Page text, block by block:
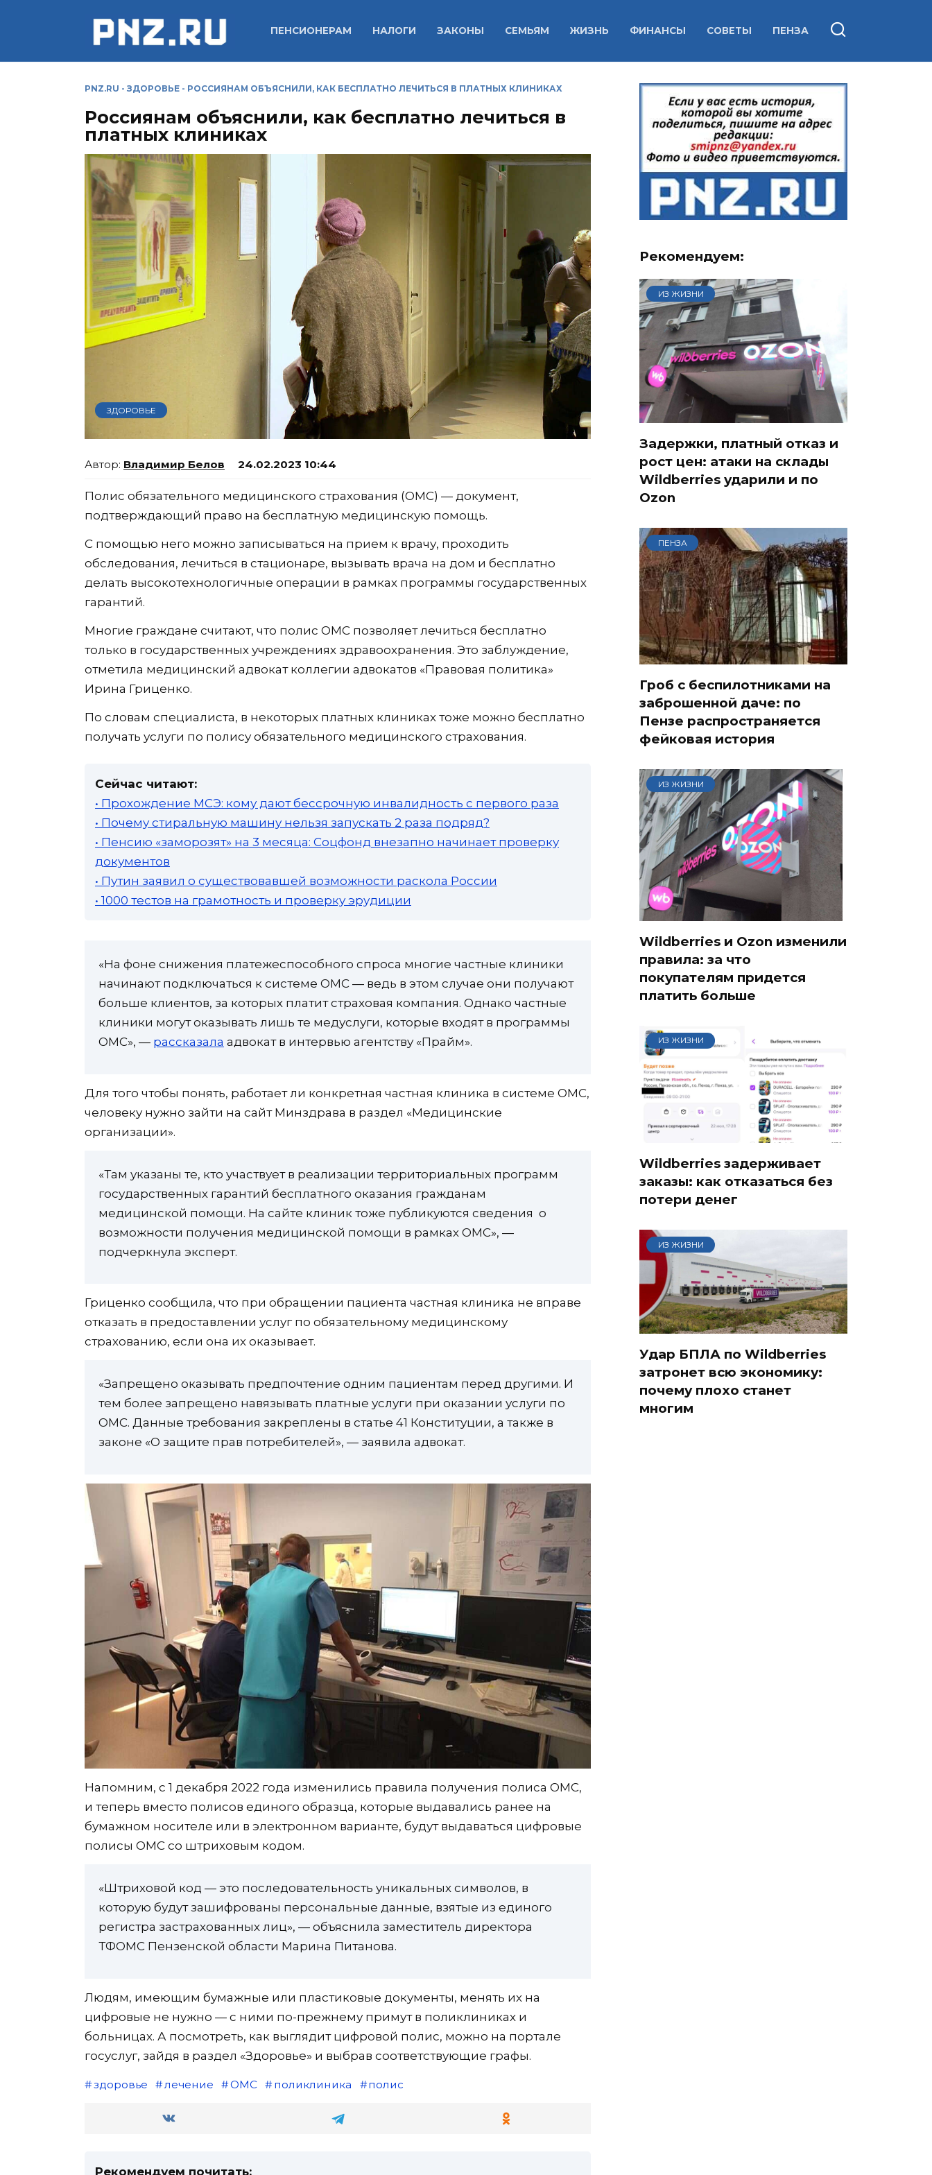
ПЕНСИОНЕРАМ НАЛОГИ ЗАКОНЫ СЕМЬЯМ ЖИЗНЬ ФИНАНСЫ СОВЕТЫ ПЕНЗА
PNZ.RU - ЗДОРОВЬЕ - РОССИЯНАМ ОБЪЯСНИЛИ, КАК БЕСПЛАТНО ЛЕЧИТЬСЯ В ПЛАТНЫХ КЛИНИКАХ
Россиянам объяснили, как бесплатно лечиться в
платных клиниках
ЗДОРОВЬЕ
Владимир Белов 24.02.2023 10:44
Полис обязательного медицинского страхования (ОМС) — документ,
подтверждающий право на бесплатную медицинскую помощь.
С помощью него можно записываться на прием к врачу, проходить
обследования, лечиться в стационаре, вызывать врача на дом и бесплатно
делать высокотехнологичные операции в рамках программы государственных
гарантий.
Многие граждане считают, что полис ОМС позволяет лечиться бесплатно
только в государственных учреждениях здравоохранения. Это заблуждение,
отметила медицинский адвокат коллегии адвокатов «Правовая политика»
Ирина Гриценко.
По словам специалиста, в некоторых платных клиниках тоже можно бесплатно
получать услуги по полису обязательного медицинского страхования.
Сейчас читают:
• Прохождение МСЭ: кому дают бессрочную инвалидность с первого раза
• Почему стиральную машину нельзя запускать 2 раза подряд?
• Пенсию «заморозят» на 3 месяца: Соцфонд внезапно начинает проверку
документов
• Путин заявил о существовавшей возможности раскола России
• 1000 тестов на грамотность и проверку эрудиции
«На фоне снижения платежеспособного спроса многие частные клиники
начинают подключаться к системе ОМС — ведь в этом случае они получают
больше клиентов, за которых платит страховая компания. Однако частные
клиники могут оказывать лишь те медуслуги, которые входят в программы
ОМС», — рассказала адвокат в интервью агентству «Прайм».
Для того чтобы понять, работает ли конкретная частная клиника в системе ОМС,
человеку нужно зайти на сайт Минздрава в раздел «Медицинские
организации».
«Там указаны те, кто участвует в реализации территориальных программ
государственных гарантий бесплатного оказания гражданам
медицинской помощи. На сайте клиник тоже публикуются сведения о
возможности получения медицинской помощи в рамках ОМС», —
подчеркнула эксперт.
Гриценко сообщила, что при обращении пациента частная клиника не вправе
отказать в предоставлении услуг по обязательному медицинскому
страхованию, если она их оказывает.
«Запрещено оказывать предпочтение одним пациентам перед другими. И
тем более запрещено навязывать платные услуги при оказании услуги по
ОМС. Данные требования закреплены в статье 41 Конституции, а также в
законе «О защите прав потребителей», — заявила адвокат.
Напомним, с 1 декабря 2022 года изменились правила получения полиса ОМС,
и теперь вместо полисов единого образца, которые выдавались ранее на
бумажном носителе или в электронном варианте, будут выдаваться цифровые
полисы ОМС со штриховым кодом.
«Штриховой код — это последовательность уникальных символов, в
которую будут зашифрованы персональные данные, взятые из единого
регистра застрахованных лиц», — объяснила заместитель директора
ТФОМС Пензенской области Марина Питанова.
Людям, имеющим бумажные или пластиковые документы, менять их на
цифровые не нужно — с ними по-прежнему примут в поликлиниках и
больницах. А посмотреть, как выглядит цифровой полис, можно на портале
госуслуг, зайдя в раздел «Здоровье» и выбрав соответствующие графы.
здоровье лечение ОМС поликлиника полис
Рекомендуем почитать:
Рекомендуем:
ИЗ ЖИЗНИ
Задержки, платный отказ и
рост цен: атаки на склады
Wildberries ударили и по
Ozon
ПЕНЗА
Гроб с беспилотниками на
заброшенной даче: по
Пензе распространяется
фейковая история
ИЗ ЖИЗНИ
Wildberries и Ozon изменили
правила: за что
покупателям придется
платить больше
ИЗ ЖИЗНИ
Wildberries задерживает
заказы: как отказаться без
потери денег
ИЗ ЖИЗНИ
Удар БПЛА по Wildberries
затронет всю экономику:
почему плохо станет
многим